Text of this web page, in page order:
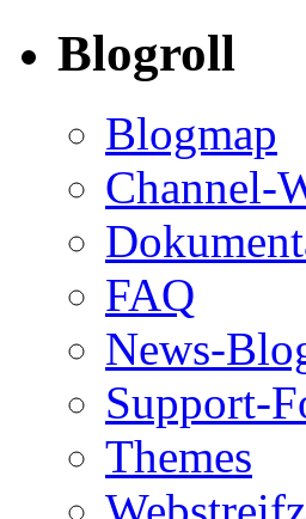
Blogroll
Blogmap
Channel-
FAQ
News-
Support-
Themes